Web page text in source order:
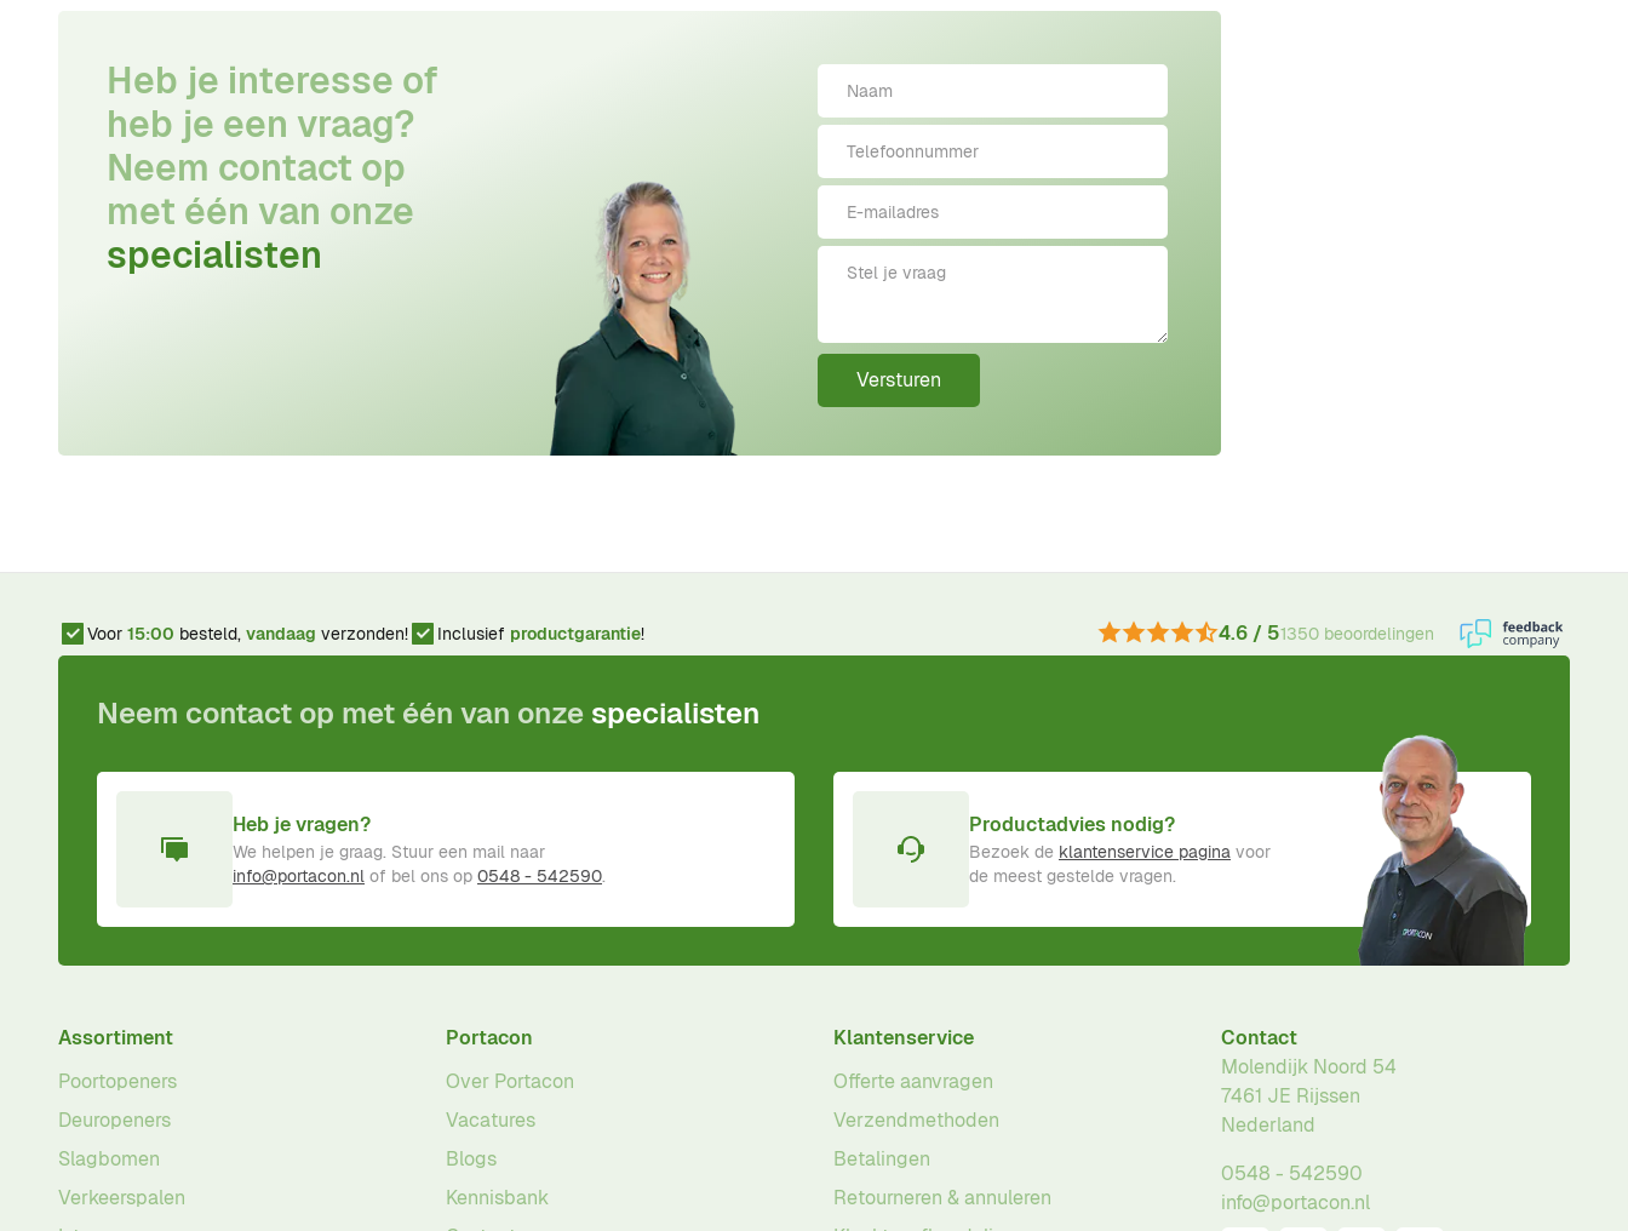
Heb je interesse of
heb je een vraag?
Neem contact op
met één van onze
specialisten
Versturen
Voor 15:00 besteld, vandaag verzonden! Inclusief productgarantie! 4.6 / 51350 beoordelingen
Neem contact op met één van onze specialisten
Heb je vragen?
We helpen je graag. Stuur een mail naar
info@portacon.nl of bel ons op 0548 - 542590.
Productadvies nodig?
Bezoek de klantenservice pagina voor
de meest gestelde vragen.
Assortiment
Poortopeners
Deuropeners
Slagbomen
Verkeerspalen
Portacon
Over Portacon
Vacatures
Blogs
Kennisbank
Klantenservice
Offerte aanvragen
Verzendmethoden
Betalingen
Retourneren & annuleren
Contact
Molendijk Noord 54
7461 JE Rijssen
Nederland
0548 - 542590
info@portacon.nl